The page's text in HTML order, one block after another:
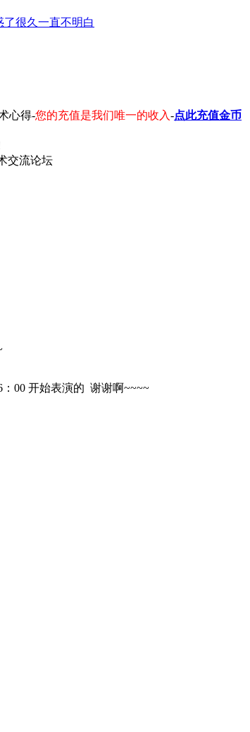
很久一直不明白
心得-您的充值是我们唯一的收入-点此充值金币
交流论坛
：00 开始表演的 谢谢啊~~~~